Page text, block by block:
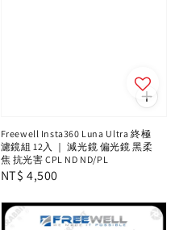
Freewell Insta360 Luna Ultra 終極
濾鏡組 12入 ｜ 減光鏡 偏光鏡 黑柔
焦 抗光害 CPL ND ND/PL
Regular
NT$ 4,500